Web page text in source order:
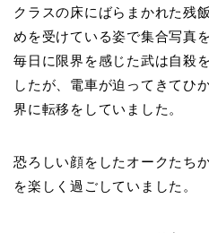
クラスの床にばらまかれた残
めを受けている姿で集合写真
毎日に限界を感じた武は自殺
したが、電車が迫ってきてひ
界に転移をしていました。
恐ろしい顔をしたオークたち
を楽しく過ごしていました。